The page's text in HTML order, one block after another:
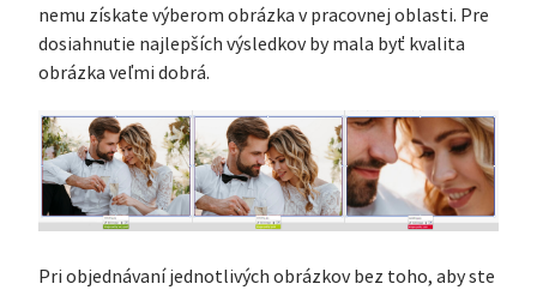
nemu získate výberom obrázka v pracovnej oblasti. Pre
dosiahnutie najlepších výsledkov by mala byť kvalita
obrázka veľmi dobrá.
Pri objednávaní jednotlivých obrázkov bez toho, aby ste